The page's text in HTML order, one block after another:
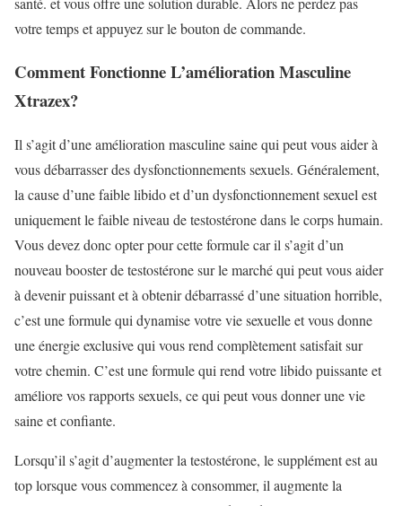
votre temps et appuyez sur le bouton de commande.
Comment Fonctionne L’amélioration Masculine
Xtrazex?
Il s’agit d’une amélioration masculine saine qui peut vous aider à
vous débarrasser des dysfonctionnements sexuels. Généralement,
la cause d’une faible libido et d’un dysfonctionnement sexuel est
uniquement le faible niveau de testostérone dans le corps humain.
Vous devez donc opter pour cette formule car il s’agit d’un
nouveau booster de testostérone sur le marché qui peut vous aider
à devenir puissant et à obtenir débarrassé d’une situation horrible,
c’est une formule qui dynamise votre vie sexuelle et vous donne
une énergie exclusive qui vous rend complètement satisfait sur
votre chemin. C’est une formule qui rend votre libido puissante et
améliore vos rapports sexuels, ce qui peut vous donner une vie
saine et confiante.
Lorsqu’il s’agit d’augmenter la testostérone, le supplément est au
top lorsque vous commencez à consommer, il augmente la